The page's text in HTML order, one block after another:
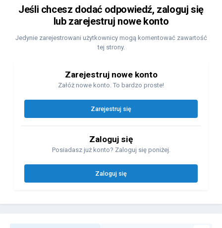
Jeśli chcesz dodać odpowiedź, zaloguj się
lub zarejestruj nowe konto
Jedynie zarejestrowani użytkownicy mogą komentować zawartość
tej strony.
Zarejestruj nowe konto
Załóż nowe konto. To bardzo proste!
Zarejestruj się
Zaloguj się
Posiadasz już konto? Zaloguj się poniżej.
Zaloguj się